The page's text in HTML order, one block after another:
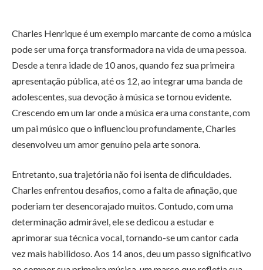
Charles Henrique é um exemplo marcante de como a música
pode ser uma força transformadora na vida de uma pessoa.
Desde a tenra idade de 10 anos, quando fez sua primeira
apresentação pública, até os 12, ao integrar uma banda de
adolescentes, sua devoção à música se tornou evidente.
Crescendo em um lar onde a música era uma constante, com
um pai músico que o influenciou profundamente, Charles
desenvolveu um amor genuíno pela arte sonora.
Entretanto, sua trajetória não foi isenta de dificuldades.
Charles enfrentou desafios, como a falta de afinação, que
poderiam ter desencorajado muitos. Contudo, com uma
determinação admirável, ele se dedicou a estudar e
aprimorar sua técnica vocal, tornando-se um cantor cada
vez mais habilidoso. Aos 14 anos, deu um passo significativo